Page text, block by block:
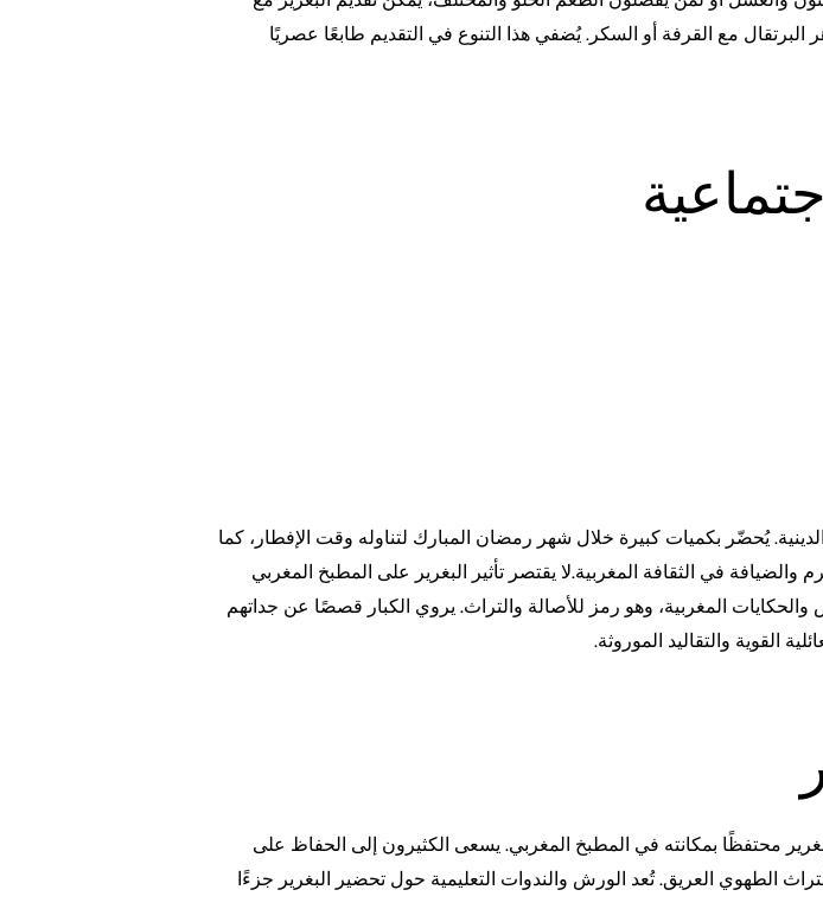
مع القرفة أو السكر. يُضفي هذا التنوع في التقديم طابعًا عصريًا
يُحضّر بكميات كبيرة خلال شهر رمضان المبارك لتناوله وقت الإفطار، كما
والضيافة في الثقافة المغربية.لا يقتصر تأثير البغرير على المطبخ المغربي
المغربية، وهو رمز للأصالة والتراث. يروي الكبار قصصًا عن جداتهم
القوية والتقاليد الموروثة.
محتفظًا بمكانته في المطبخ المغربي. يسعى الكثيرون إلى الحفاظ على
الطهوي العريق. تُعد الورش والندوات التعليمية حول تحضير البغرير جزءًا